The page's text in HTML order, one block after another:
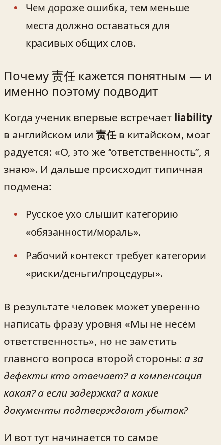
Чем дороже ошибка, тем меньше
места должно оставаться для
красивых общих слов.
Почему 责任 кажется понятным — и
именно поэтому подводит
Когда ученик впервые встречает liability
в английском или 责任в китайском, мозг
радуется: «О, это же “ответственность”, я
знаю». И дальше происходит типичная
подмена:
Русское ухо слышит категорию
«обязанности/мораль».
Рабочий контекст требует категории
«риски/деньги/процедуры».
В результате человек может уверенно
написать фразу уровня «Мы не несём
ответственность», но не заметить
главного вопроса второй стороны: а за
дефекты кто отвечает? а компенсация
какая? а если задержка? а какие
документы подтверждают убыток?
И вот тут начинается то самое